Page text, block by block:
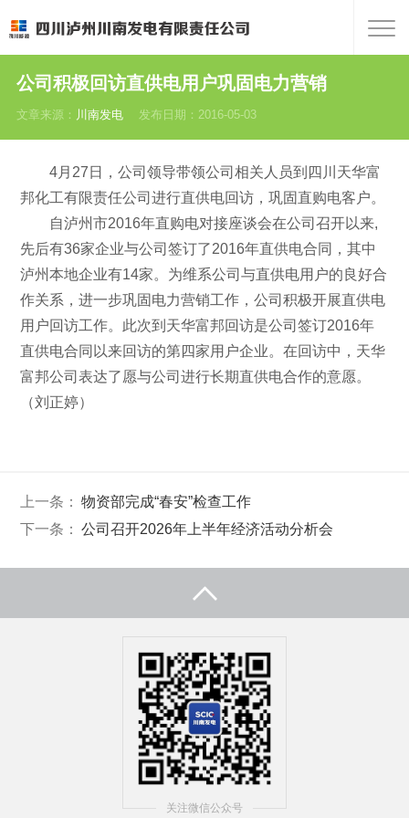
公司积极回访直供电用户巩固电力营销
文章来源： 川南发电 发布日期：2016-05-03
4月27日，公司领导带领公司相关人员到四川天华富
邦化工有限责任公司进行直供电回访，巩固直购电客户。
自泸州市2016年直购电对接座谈会在公司召开以来,
先后有36家企业与公司签订了2016年直供电合同，其中
泸州本地企业有14家。为维系公司与直供电用户的良好合
作关系，进一步巩固电力营销工作，公司积极开展直供电
用户回访工作。此次到天华富邦回访是公司签订2016年
直供电合同以来回访的第四家用户企业。在回访中，天华
富邦公司表达了愿与公司进行长期直供电合作的意愿。
（刘正婷）
上一条：
物资部完成“春安”检查工作
下一条：
公司召开2026年上半年经济活动分析会
关注微信公众号